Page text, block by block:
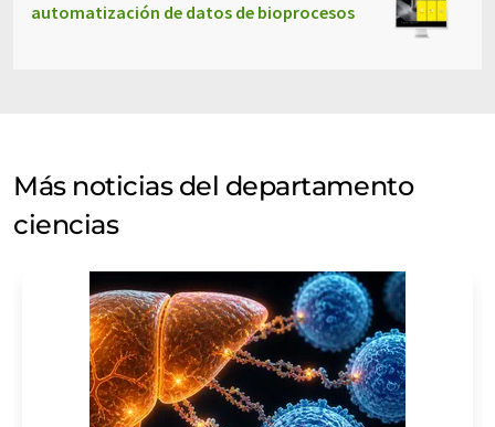
automatización de datos de bioprocesos
Más noticias del departamento
ciencias